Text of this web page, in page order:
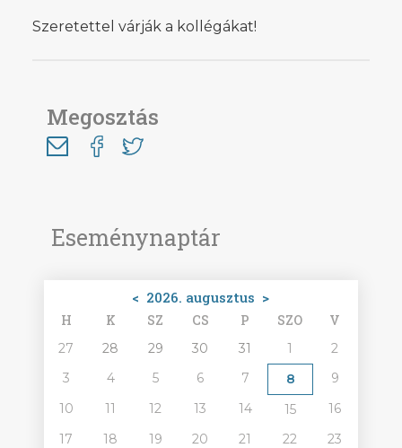
Eseménynaptár
< 2026. augusztus >
H K SZ CS P SZO V
27 28 29 30 31 1
2
3
4 5 6 7 8
9
10
11 12 13 14 15
16
17
18 19 20 21 22
23
Szeretettel várják a kollégákat!
Megosztás